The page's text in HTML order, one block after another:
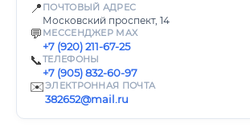
📍 ПОЧТОВЫЙ АДРЕС
Московский проспект, 14
💬 МЕССЕНДЖЕР MAX
+7 (920) 211-67-25
📞ТЕЛЕФОНЫ
+7 (905) 832-60-97
✉️ЭЛЕКТРОННАЯ ПОЧТА
382652@mail.ru